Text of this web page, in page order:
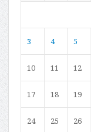
3 4 5
10 11 12
17 18 19
24 25 26